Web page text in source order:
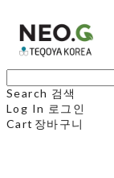
Search 검색
Log In 로그인
Cart 장바구니